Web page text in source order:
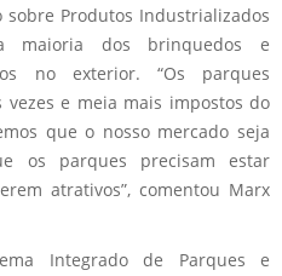
Produtos Industrializados
dos brinquedos e
no exterior. “Os parques
e meia mais impostos do
que o nosso mercado seja
os parques precisam estar
atrativos”, comentou Marx
Integrado de Parques e